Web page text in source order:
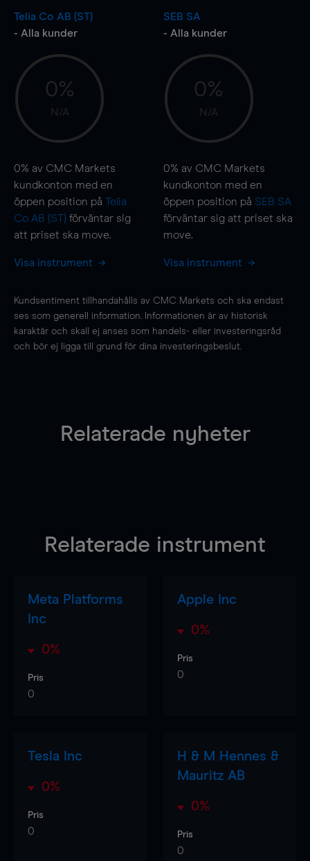
Telia Co AB (ST)
- Alla kunder
0%
N/A
0% av CMC Markets
kundkonton med en
öppen position på Telia
Co AB (ST) förväntar sig
att priset ska move.
Visa instrument
SEB SA
- Alla kunder
0%
N/A
0% av CMC Markets
kundkonton med en
öppen position på SEB SA
förväntar sig att priset ska
move.
Visa instrument
Kundsentiment tillhandahålls av CMC Markets och ska endast
ses som generell information. Informationen är av historisk
karaktär och skall ej anses som handels- eller investeringsråd
och bör ej ligga till grund för dina investeringsbeslut.
Relaterade nyheter
Relaterade instrument
Meta Platforms
Inc
0%
Pris
0
Apple Inc
0%
Pris
0
Tesla Inc
0%
Pris
0
H & M Hennes &
Mauritz AB
0%
Pris
0